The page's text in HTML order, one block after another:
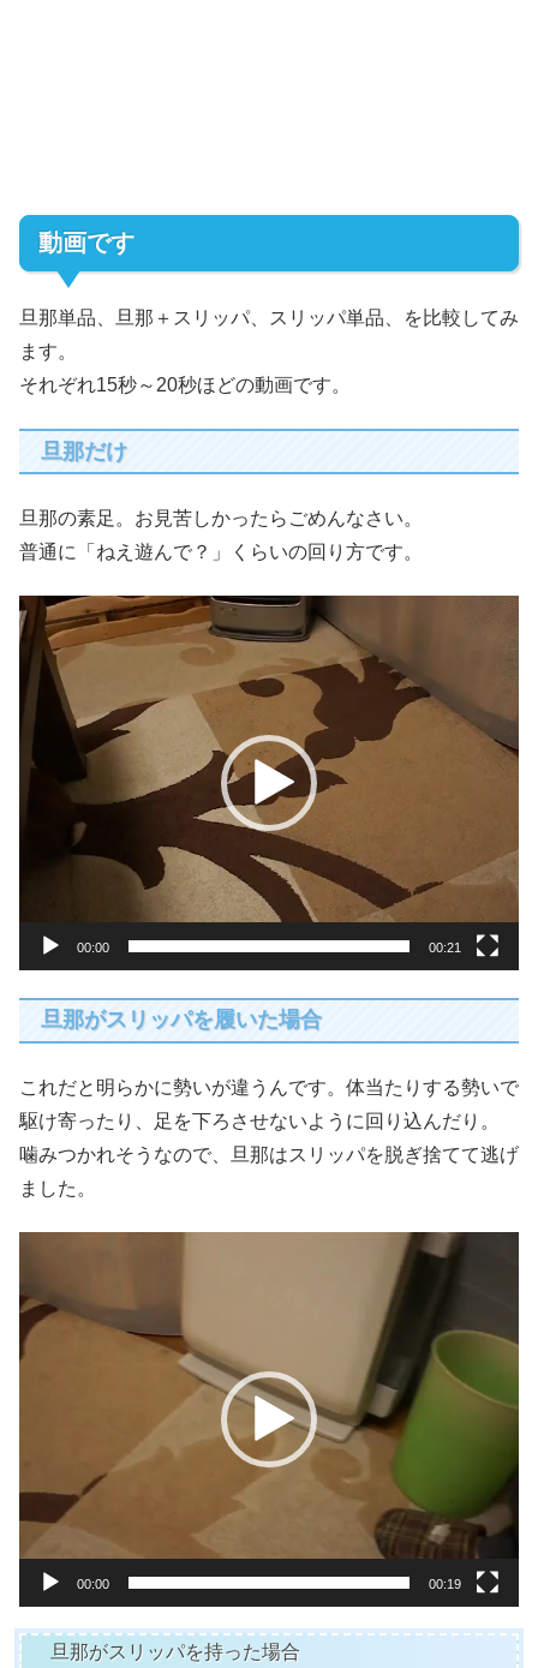
動画です
旦那単品、旦那＋スリッパ、スリッパ単品、を比較してみ
ます。
それぞれ15秒～20秒ほどの動画です。
旦那だけ
旦那の素足。お見苦しかったらごめんなさい。
普通に「ねえ遊んで？」くらいの回り方です。
動
画
00:00 00:21
旦那がスリッパを履いた場合
これだと明らかに勢いが違うんです。体当たりする勢いで
駆け寄ったり、足を下ろさせないように回り込んだり。
噛みつかれそうなので、旦那はスリッパを脱ぎ捨てて逃げ
ました。
プ
00:00 00:19
旦那がスリッパを持った場合